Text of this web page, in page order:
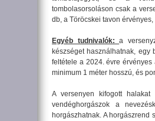
tombolasorsoláson csak a
db, a Töröcskei tavon
Egyéb tudnivalók:a
készséget használhatnak, egy
feltétele a 2024. évre
minimum 1 méter hosszú, és
A versenyen kifogott
vendéghorgászok a
horgászhatnak. A horgászrend